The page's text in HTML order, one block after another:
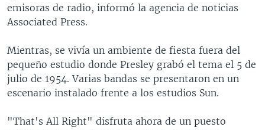
TECNOLOGÍA
CIENCIA Y SALUD
FOTOGRAFÍA
EL MUNDO AL DÍA
VISIÓN 360
LAS CLAVES
PANORAMA
RADIO
AUDIONOTICIAS
BUENOS DÍAS AMÉRICA
ESTADOS UNIDOS AL DÍA
EL MUNDO AL DÍA [RADIO]
DOCUMENTALES DE LA VOA
Learning English
SÍGANOS
emisoras de radio, informó la agencia de noticias
Associated Press.
Mientras, se vivía un ambiente de fiesta fuera del
pequeño estudio donde Presley grabó el tema el 5 de
julio de 1954. Varias bandas se presentaron en un
escenario instalado frente a los estudios Sun.
"That's All Right" disfruta ahora de un puesto